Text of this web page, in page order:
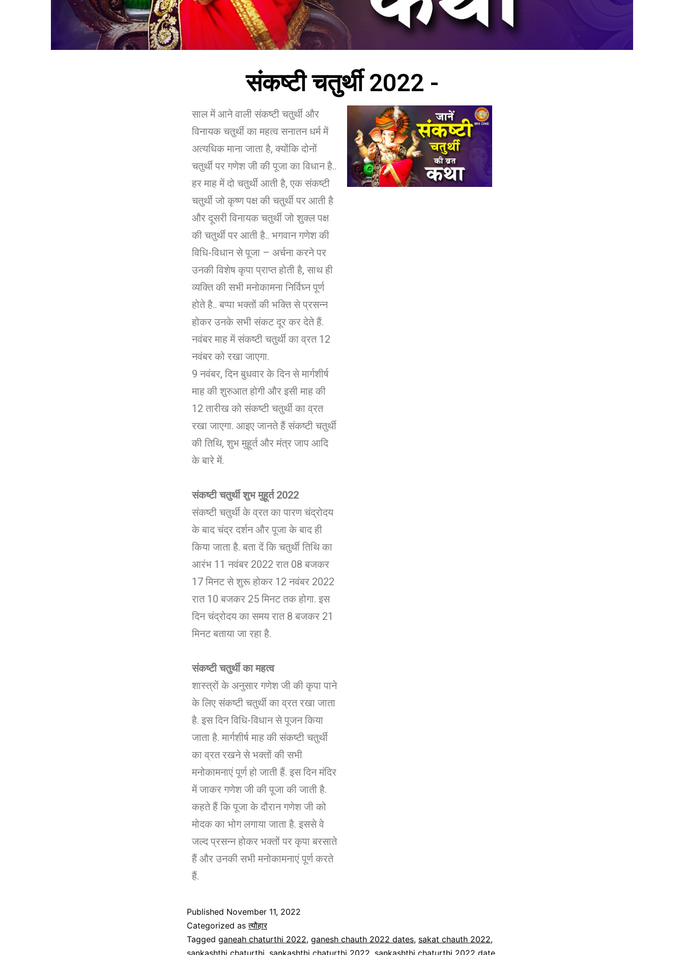
संकष्टी चतुर्थी 2022 -
साल में आने वाली संकष्टी चतुर्थी और
विनायक चतुर्थी का महत्व सनातन धर्म में
अत्यधिक माना जाता है, क्योंकि दोनों
चतुर्थी पर गणेश जी की पूजा का विधान है..
हर माह में दो चतुर्थी आती है, एक संकष्टी
चतुर्थी जो कृष्ण पक्ष की चतुर्थी पर आती है
और दूसरी विनायक चतुर्थी जो शुक्ल पक्ष
की चतुर्थी पर आती है.. भगवान गणेश की
विधि-विधान से पूजा – अर्चना करने पर
उनकी विशेष कृपा प्राप्त होती है, साथ ही
व्यक्ति की सभी मनोकामना निर्विघ्न पूर्ण
होते है.. बप्पा भक्तों की भक्ति से प्रसन्न
होकर उनके सभी संकट दूर कर देते हैं.
नवंबर माह में संकष्टी चतुर्थी का व्रत 12
नवंबर को रखा जाएगा.
9 नवंबर, दिन बुधवार के दिन से मार्गशीर्ष
माह की शुरुआत होगी और इसी माह की
12 तारीख को संकष्टी चतुर्थी का व्रत
रखा जाएगा. आइए जानते हैं संकष्टी चतुर्थी
की तिथि, शुभ मुहूर्त और मंत्र जाप आदि
के बारे में.
संकष्टी चतुर्थी शुभ मुहूर्त2022
संकष्टी चतुर्थी के व्रत का पारण चंद्रोदय
के बाद चंद्र दर्शन और पूजा के बाद ही
किया जाता है. बता दें कि चतुर्थी तिथि का
आरंभ 11 नवंबर 2022 रात 08 बजकर
17 मिनट से शुरू होकर 12 नवंबर 2022
रात 10 बजकर 25 मिनट तक होगा. इस
दिन चंद्रोदय का समय रात 8 बजकर 21
मिनट बताया जा रहा है.
संकष्टी चतुर्थी का महत्व
शास्त्रों के अनुसार गणेश जी की कृपा पाने
के लिए संकष्टी चतुर्थी का व्रत रखा जाता
है. इस दिन विधि-विधान से पूजन किया
जाता है. मार्गशीर्ष माह की संकष्टी चतुर्थी
का व्रत रखने से भक्तों की सभी
मनोकामनाएं पूर्ण हो जाती हैं. इस दिन मंदिर
में जाकर गणेश जी की पूजा की जाती है.
कहते हैं कि पूजा के दौरान गणेश जी को
मोदक का भोग लगाया जाता है. इससे वे
जल्द प्रसन्न होकर भक्तों पर कृपा बरसाते
हैं और उनकी सभी मनोकामनाएं पूर्ण करते
हैं.
Published November 11, 2022
Categorized asत्यौहार
Tagged ganeah chaturthi 2022, ganesh chauth 2022 dates, sakat chauth 2022,
sankashthi chaturthi sankashthi chaturthi 2022 sankashthi chaturthi 2022 date